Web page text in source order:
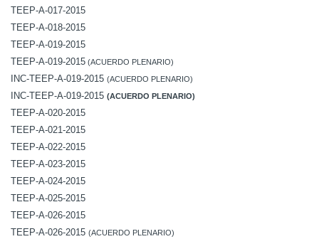
TEEP-A-017-2015
TEEP-A-018-2015
TEEP-A-019-2015
TEEP-A-019-2015 (ACUERDO PLENARIO)
INC-TEEP-A-019-2015 (ACUERDO PLENARIO)
INC-TEEP-A-019-2015 (ACUERDO PLENARIO)
TEEP-A-020-2015
TEEP-A-021-2015
TEEP-A-022-2015
TEEP-A-023-2015
TEEP-A-024-2015
TEEP-A-025-2015
TEEP-A-026-2015
TEEP-A-026-2015 (ACUERDO PLENARIO)